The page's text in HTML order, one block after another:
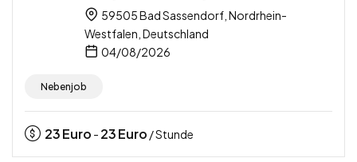
59505 Bad Sassendorf, Nordrhein-
Westfalen, Deutschland
04/08/2026
Nebenjob
23Euro - 23Euro / Stunde